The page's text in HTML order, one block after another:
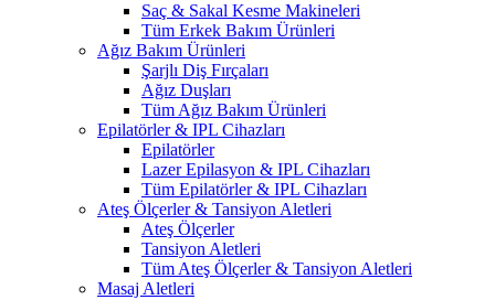
Saç & Sakal Kesme Makineleri
Tüm Erkek Bakım Ürünleri
Ağız Bakım Ürünleri
Şarjlı Diş Fırçaları
Ağız Duşları
Tüm Ağız Bakım Ürünleri
Epilatörler & IPL Cihazları
Epilatörler
Lazer Epilasyon & IPL Cihazları
Tüm Epilatörler & IPL Cihazları
Ateş Ölçerler & Tansiyon Aletleri
Ateş Ölçerler
Tansiyon Aletleri
Tüm Ateş Ölçerler & Tansiyon Aletleri
Masaj Aletleri